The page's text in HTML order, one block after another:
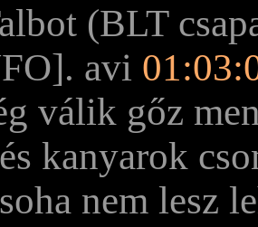
(BLT
avi
válik gőz
kanyarok
nem lesz